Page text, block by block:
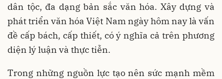
dân tộc, đa dạng bản sắc văn hóa. Xây dựng và
phát triển văn hóa Việt Nam ngày hôm nay là vấn
đề cấp bách, cấp thiết, có ý nghĩa cả trên phương
diện lý luận và thực tiễn.
Trong những nguồn lực tạo nên sức mạnh mềm